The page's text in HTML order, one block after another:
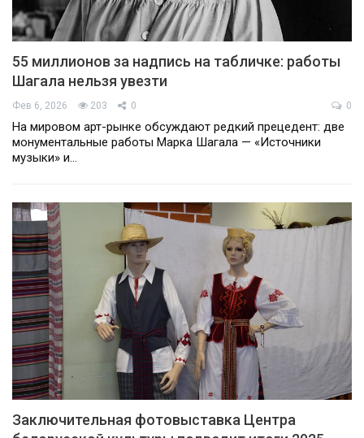
55 миллионов за надпись на табличке: работы
Шагала нельзя увезти
Фев 6, 2026 203 0 0
На мировом арт-рынке обсуждают редкий прецедент: две
монументальные работы Марка Шагала — «Источники
музыки» и…
Заключительная фотовыставка Центра